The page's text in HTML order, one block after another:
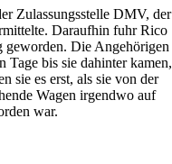
Zulassungsstelle DMV, der
Daraufhin fuhr Rico
geworden. Die Angehörigen
Tage bis sie dahinter kamen,
sie es erst, als sie von der
Wagen irgendwo auf
war.